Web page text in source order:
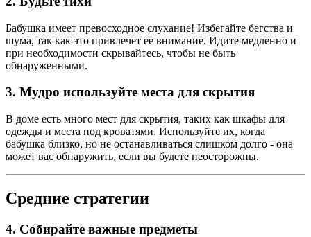
Бабушка имеет превосходное слухание! Избегайте бегства и
шума, так как это привлечет ее внимание. Идите медленно и
при необходимости скрывайтесь, чтобы не быть
обнаруженными.
3. Мудро используйте места для скрытия
В доме есть много мест для скрытия, таких как шкафы для
одежды и места под кроватями. Используйте их, когда
бабушка близко, но не останавливаться слишком долго - она
может вас обнаружить, если вы будете неосторожны.
Средние стратегии
4. Собирайте важные предметы